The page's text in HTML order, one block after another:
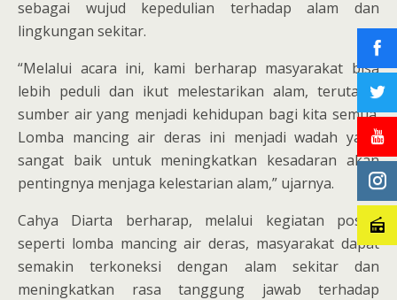
sebagai wujud kepedulian terhadap alam dan
lingkungan sekitar.
“Melalui acara ini, kami berharap masyarakat bisa
lebih peduli dan ikut melestarikan alam, terutama
sumber air yang menjadi kehidupan bagi kita semua.
Lomba mancing air deras ini menjadi wadah yang
sangat baik untuk meningkatkan kesadaran akan
pentingnya menjaga kelestarian alam,” ujarnya.
Cahya Diarta berharap, melalui kegiatan positif
seperti lomba mancing air deras, masyarakat dapat
semakin terkoneksi dengan alam sekitar dan
meningkatkan rasa tanggung jawab terhadap